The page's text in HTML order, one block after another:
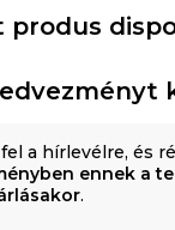
produs
a hírlevélre, és
ennek a
.